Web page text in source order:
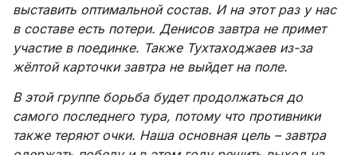
выставить оптимальной состав. И на этот раз у нас
в составе есть потери. Денисов завтра не примет
участие в поединке. Также Тухтаходжаев из-за
жёлтой карточки завтра не выйдет на поле.
В этой группе борьба будет продолжаться до
самого последнего тура, потому что противники
также теряют очки. Наша основная цель – завтра